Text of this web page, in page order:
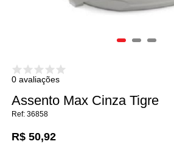
0 avaliações
Assento Max Cinza Tigre
36858
R$ 50,92